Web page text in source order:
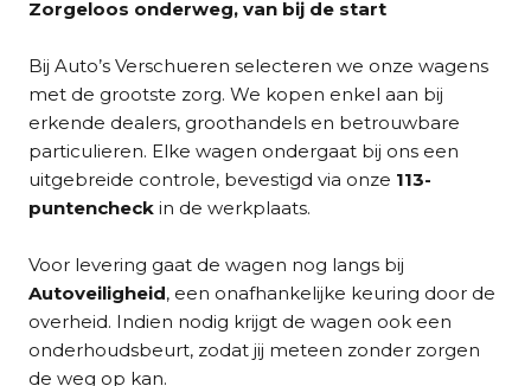
Zorgeloos onderweg, van bij de start
Bij Auto’s Verschueren selecteren we onze wagens
met de grootste zorg. We kopen enkel aan bij
erkende dealers, groothandels en betrouwbare
particulieren. Elke wagen ondergaat bij ons een
uitgebreide controle, bevestigd via onze 113-
puntencheck in de werkplaats.
Voor levering gaat de wagen nog langs bij
Autoveiligheid, een onafhankelijke keuring door de
overheid. Indien nodig krijgt de wagen ook een
onderhoudsbeurt, zodat jij meteen zonder zorgen
de weg op kan.